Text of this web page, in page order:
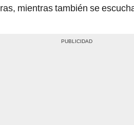
mientras también se